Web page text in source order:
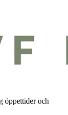
öppettider och